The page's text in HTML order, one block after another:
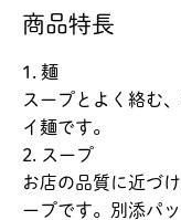
商品特長
1. 麺
スープとよく絡む
イ麺です。
2. スープ
お店の品質に近づ
ープです。別添パ